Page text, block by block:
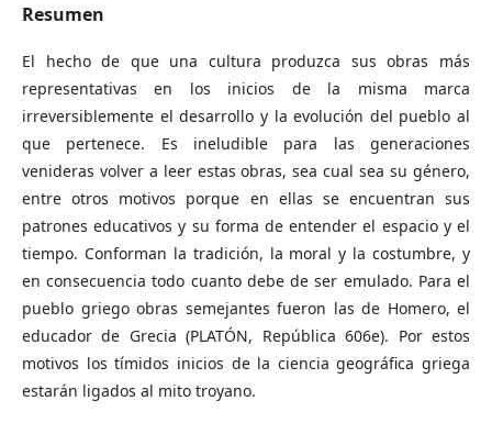
Resumen
El hecho de que una cultura produzca sus obras más
representativas en los inicios de la misma marca
irreversiblemente el desarrollo y la evolución del pueblo al
que pertenece. Es ineludible para las generaciones
venideras volver a leer estas obras, sea cual sea su género,
entre otros motivos porque en ellas se encuentran sus
patrones educativos y su forma de entender el espacio y el
tiempo. Conforman la tradición, la moral y la costumbre, y
en consecuencia todo cuanto debe de ser emulado. Para el
pueblo griego obras semejantes fueron las de Homero, el
educador de Grecia (PLATÓN, República 606e). Por estos
motivos los tímidos inicios de la ciencia geográfica griega
estarán ligados al mito troyano.